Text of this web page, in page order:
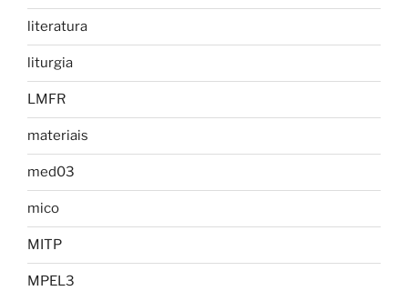
literatura
liturgia
LMFR
materiais
med03
mico
MITP
MPEL3